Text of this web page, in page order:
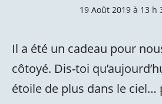
19 Août 2019 à 13 h
Il a été un cadeau pour
côtoyé. Dis-toi
étoile de plus dans le ciel…